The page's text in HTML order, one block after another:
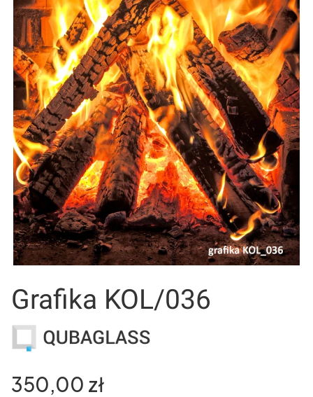
Grafika KOL/036
Cena
350,00 zł